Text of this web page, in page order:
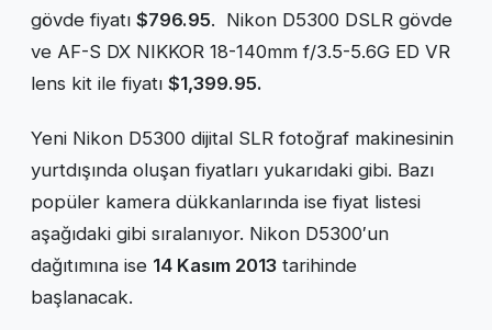
gövde fiyatı $796.95. Nikon D5300 DSLR gövde
ve AF-S DX NIKKOR 18-140mm f/3.5-5.6G ED VR
lens kit ile fiyatı $1,399.95.
Yeni Nikon D5300 dijital SLR fotoğraf makinesinin
yurtdışında oluşan fiyatları yukarıdaki gibi. Bazı
popüler kamera dükkanlarında ise fiyat listesi
aşağıdaki gibi sıralanıyor. Nikon D5300′un
dağıtımına ise 14 Kasım 2013 tarihinde
başlanacak.